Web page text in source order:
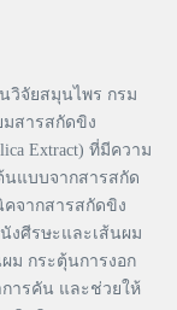
วิจัยสมุนไพร กรม
มสารสกัดขิง
Extract) ที่มีความ
แบบจากสารสกัด
จากสารสกัดขิง
ศีรษะและเส้นผม
ม กระตุ้นการงอก
ารคัน และช่วยให้